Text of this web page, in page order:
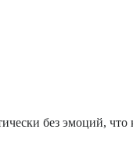
без эмоций, что